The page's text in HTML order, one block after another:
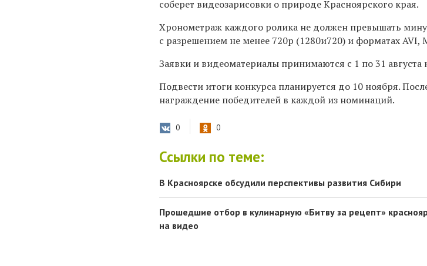
соберет видеозарисовки о природе Красноярского края.
Хронометраж каждого ролика не должен превышать
с разрешением не менее 720p (1280и720) и форматах AVI,
Заявки и видеоматериалы принимаются с 1 по 31 августа
Подвести итоги конкурса планируется до 10 ноября.
награждение победителей в каждой из номинаций.
0 0
Ссылки по теме:
В Красноярске обсудили перспективы развития Сибири
Прошедшие отбор в кулинарную «Битву за рецепт»
на видео